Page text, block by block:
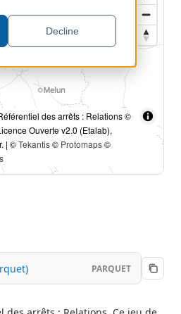
Decline
des arrêts : Relations ©
Ouverte v2.0 (Etalab),
| ©Tekantis© Protomaps©
PARQUET